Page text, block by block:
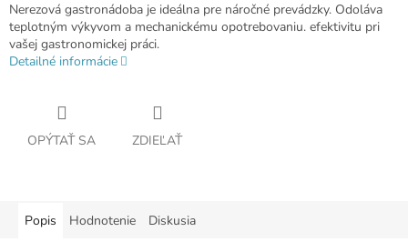
Nerezová gastronádoba je ideálna pre náročné prevádzky. Odoláva
teplotným výkyvom a mechanickému opotrebovaniu. efektivitu pri
vašej gastronomickej práci.
Detailné informácie
OPÝTAŤ SA ZDIEĽAŤ
Popis Hodnotenie Diskusia